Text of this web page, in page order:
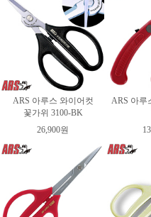
ARS 아루스 와이어컷
꽃가위 3100-BK
26,900원
ARS 아루